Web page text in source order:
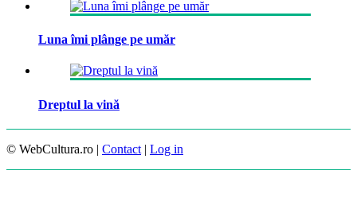
Luna îmi plânge pe umăr
Dreptul la vină
© WebCultura.ro | Contact | Log in